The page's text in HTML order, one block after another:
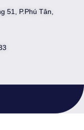
51, P.Phú Tân,